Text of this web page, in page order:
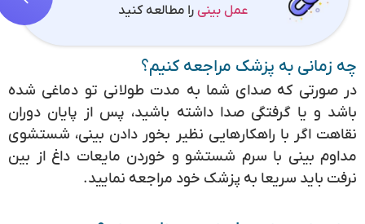
عمل بینیرا مطالعه کنید
چه زمانی به پزشک مراجعه کنیم؟
در صورتی که صدای شما به مدت طولانی تو دماغی شده
باشد و یا گرفتگی صدا داشته باشید، پس از پایان دوران
نقاهت اگر با راهکارهایی نظیر بخور دادن بینی، شستشوی
مداوم بینی با سرم شستشو و خوردن مایعات داغ از بین
نرفت باید سریعا به پزشک خود مراجعه نمایید.